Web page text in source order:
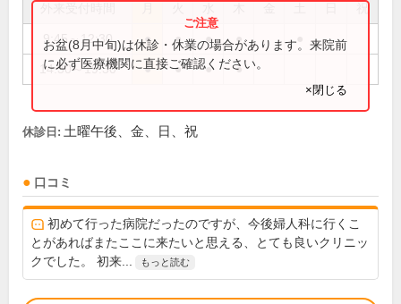
祝
9:45～12:30 ● ● ● ●
14:30～19:30 ● ● ● ●
お盆(8月中旬)は休診・休業の場合があります。来院前
に必ず医療機関に直接ご確認ください。
×閉じる
休診日: 土曜午後、金、日、祝
口コミ
初めて行った病院だったのですが、今後婦人科に行くこ
とがあればまたここに来たいと思える、とても良いクリニッ
クでした。 初来...
もっと読む